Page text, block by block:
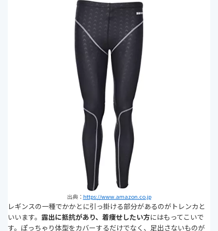
出典： https://www.amazon.co.jp
レギンスの一種でかかとに引っ掛ける部分があるのがトレンカと
いいます。 露出に抵抗があり、着痩せしたい方にはもってこいで
す。ぽっちゃり体型をカバーするだけでなく、足出さないものが